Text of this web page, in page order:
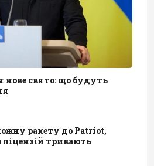
нове свято: що будуть
ракету до Patriot,
ліцензій тривають